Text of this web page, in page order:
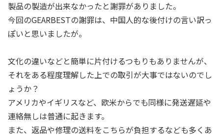
製品の製造が出来なかったと謝罪がありました。
今回のGEARBESTの謝罪は、中国人的な後付けの言い訳っ
ぽいと思いましたが。
文化の違いなどと簡単に片付けるつもりもありませんが、
それをある程度理解した上での取引が大事ではないのでし
ょうか？
アメリカやイギリスなど、欧米からでも同様に発送遅延や
連絡無しは普通に起きます。
また、返品や修理の送料をこちらが負担するなども多くあ